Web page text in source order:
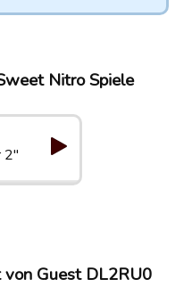
Nitro Spiele
2"
Guest DL2RU0